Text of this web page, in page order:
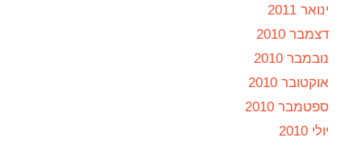
ינואר 2011
דצמבר 2010
נובמבר 2010
אוקטובר 2010
ספטמבר 2010
יולי 2010